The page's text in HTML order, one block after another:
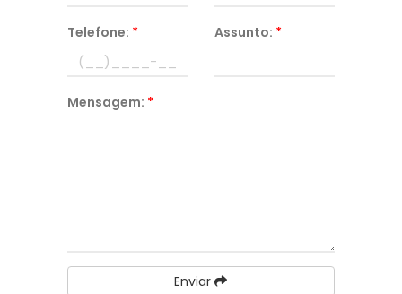
Telefone: * Assunto: *
Mensagem: *
Enviar